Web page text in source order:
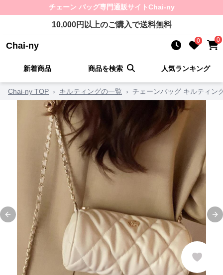
チェーン バッグ専門通販サイトChai-ny
10,000円以上のご購入で送料無料
Chai-ny 0 0
新着商品 商品を検索 人気ランキング
Chai-ny TOP › キルティングの一覧 › チェーンバッグ キルティン
Previous slide